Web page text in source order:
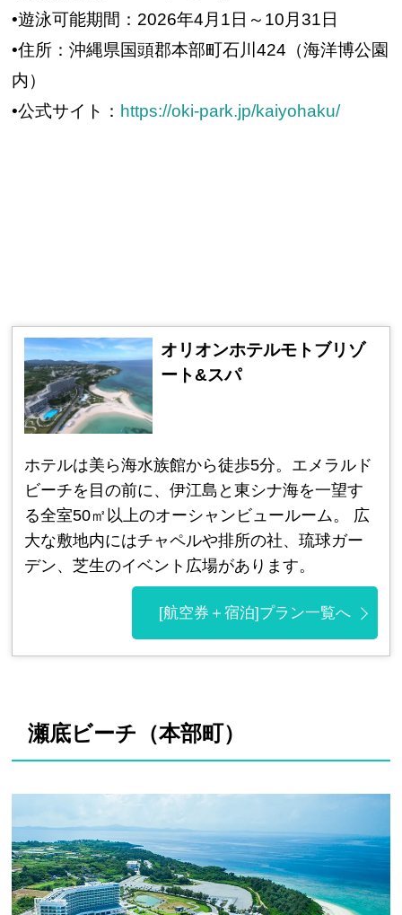
•遊泳可能期間：2026年4月1日～10月31日
•住所：沖縄県国頭郡本部町石川424（海洋博公園
内）
•公式サイト： https://oki-park.jp/kaiyohaku/
オリオンホテルモトブリゾ
ート&スパ
ホテルは美ら海水族館から徒歩5分。エメラルド
ビーチを目の前に、伊江島と東シナ海を一望す
る全室50㎡以上のオーシャンビュールーム。 広
大な敷地内にはチャペルや排所の社、琉球ガー
デン、芝生のイベント広場があります。
[航空券＋宿泊]プラン一覧へ
瀬底ビーチ（本部町）